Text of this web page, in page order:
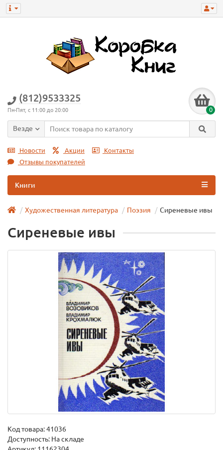
(812)9533325
Пн-Пят, с 11:00 до 20:00 0
Везде
Новости Акции
Контакты
Отзывы покупателей
Книги
Художественная литература Поэзия Сиреневые ивы
Сиреневые ивы
Код товара:41036
Доступность: На складе